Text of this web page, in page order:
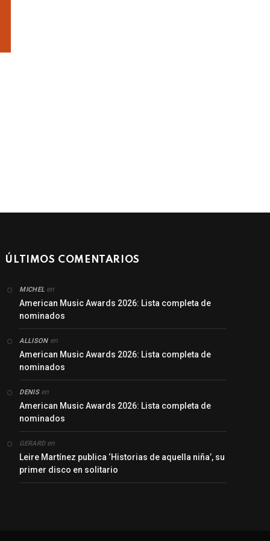
ÚLTIMOS COMENTARIOS
MICHEL en
American Music Awards 2026: Lista completa de
nominados
ALLISONen
American Music Awards 2026: Lista completa de
nominados
DENISen
American Music Awards 2026: Lista completa de
nominados
GERARDen
Leire Martínez publica ‘Historias de aquella niña’, su
primer disco en solitario